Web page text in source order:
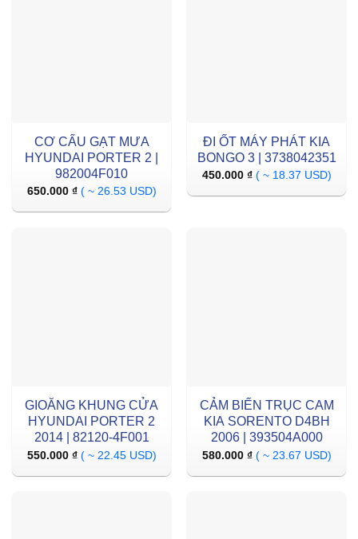
CƠ CẤU GẠT MƯA
HYUNDAI PORTER 2 |
982004F010
650.000 ₫ ( ~ 26.53 USD)
ĐI ỐT MÁY PHÁT KIA
BONGO 3 | 3738042351
450.000 ₫ ( ~ 18.37 USD)
GIOĂNG KHUNG CỬA
HYUNDAI PORTER 2
2014 | 82120-4F001
550.000 ₫ ( ~ 22.45 USD)
CẢM BIẾN TRỤC CAM
KIA SORENTO D4BH
2006 | 393504A000
580.000 ₫ ( ~ 23.67 USD)